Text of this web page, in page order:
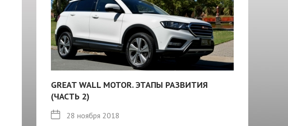
GREAT WALL MOTOR. ЭТАПЫ РАЗВИТИЯ
(ЧАСТЬ 2)
28 ноября 2018